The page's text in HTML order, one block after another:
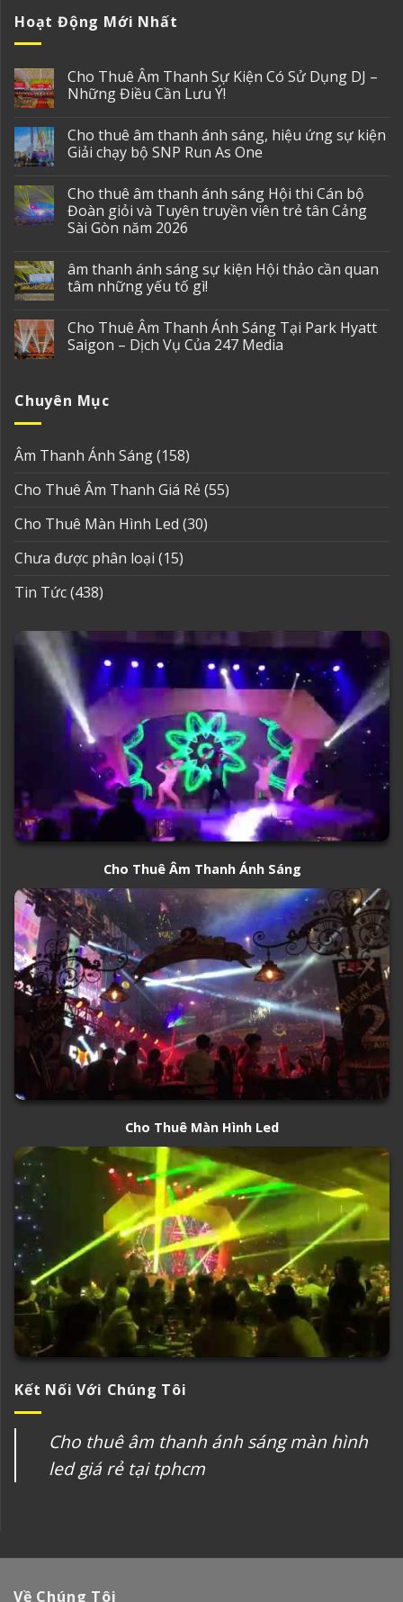
Hoạt Động Mới Nhất
Cho Thuê Âm Thanh Sự Kiện Có Sử Dụng DJ –
Những Điều Cần Lưu Ý!
Cho thuê âm thanh ánh sáng, hiệu ứng sự kiện
Giải chạy bộ SNP Run As One
Cho thuê âm thanh ánh sáng Hội thi Cán bộ
Đoàn giỏi và Tuyên truyền viên trẻ tân Cảng
Sài Gòn năm 2026
âm thanh ánh sáng sự kiện Hội thảo cần quan
tâm những yếu tố gì!
Cho Thuê Âm Thanh Ánh Sáng Tại Park Hyatt
Saigon – Dịch Vụ Của 247 Media
Chuyên Mục
Âm Thanh Ánh Sáng(158)
Cho Thuê Âm Thanh Giá Rẻ(55)
Cho Thuê Màn Hình Led (30)
Chưa được phân loại (15)
Tin Tức(438)
Cho Thuê Âm Thanh Ánh Sáng
Cho Thuê Màn Hình Led
Kết Nối Với Chúng Tôi
Cho thuê âm thanh ánh sáng màn hình
led giá rẻ tại tphcm
Về Chúng Tôi